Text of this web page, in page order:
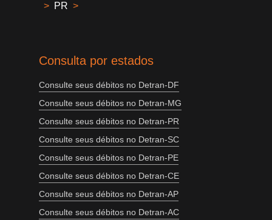
> PR >
Consulta por estados
Consulte seus débitos no Detran-DF
Consulte seus débitos no Detran-MG
Consulte seus débitos no Detran-PR
Consulte seus débitos no Detran-SC
Consulte seus débitos no Detran-PE
Consulte seus débitos no Detran-CE
Consulte seus débitos no Detran-AP
Consulte seus débitos no Detran-AC